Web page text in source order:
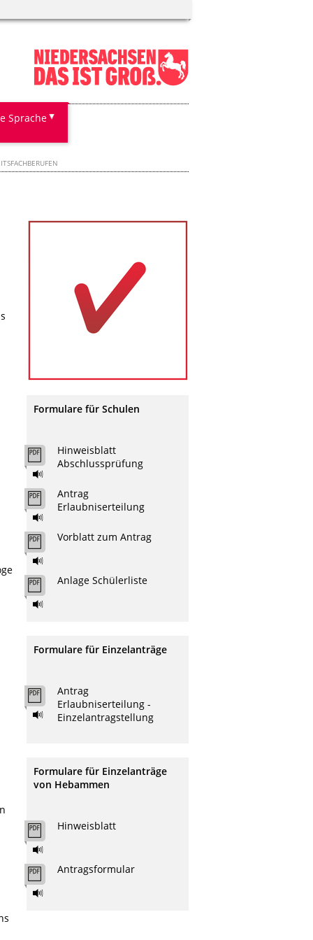
Sprache
Formulare für Schulen
Hinweisblatt
Abschlussprüfung
Antrag
Erlaubniserteilung
Vorblatt zum Antrag
Anlage Schülerliste
Formulare für Einzelanträge
Antrag
Erlaubniserteilung -
Einzelantragstellung
Formulare für Einzelanträge
von Hebammen
Hinweisblatt
Antragsformular